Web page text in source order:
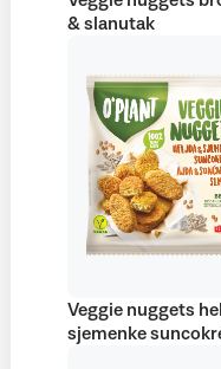
& slanutak
Veggie nuggets
sjemenke